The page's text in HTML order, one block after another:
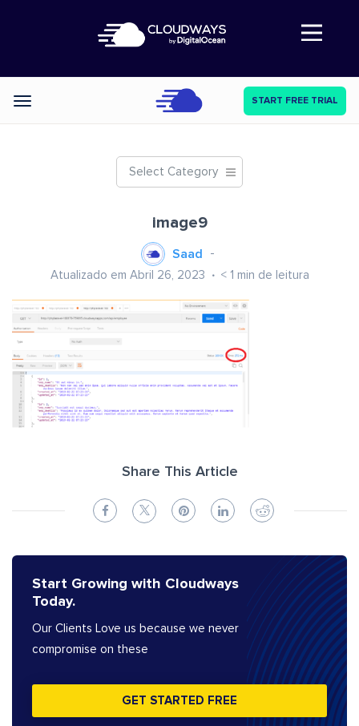
Abre a navegação
Categories START FREE TRIAL
Select Category
image9
Saad
Atualizado em Abril 26, 2023 < 1 min de leitura
Share This Article
Start Growing with Cloudways
Today.
Our Clients Love us because we never
compromise on these
GET STARTED FREE